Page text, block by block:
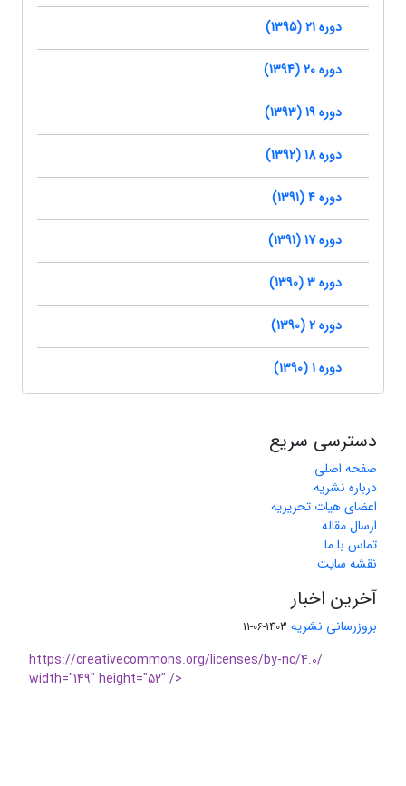
دوره 21 (1395)
دوره 20 (1394)
دوره 19 (1393)
دوره 18 (1392)
دوره 4 (1391)
دوره 17 (1391)
دوره 3 (1390)
دوره 2 (1390)
دوره 1 (1390)
دسترسی سریع
صفحه اصلی
درباره نشریه
اعضای هیات تحریریه
ارسال مقاله
تماس با ما
نقشه سایت
آخرین اخبار
بروزرسانی نشریه 1403-06-11
https://creativecommons.org/licenses/by-nc/4.0/
width="149" height="52" />